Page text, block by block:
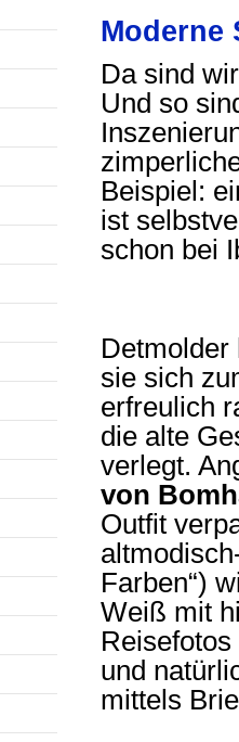
Moderne
Da sind
Und so
Beispiel:
ist
schon bei
sie sich
erfreulich
die alte
verlegt.
von
Outfit
Farben“)
Weiß mit
und
mittels